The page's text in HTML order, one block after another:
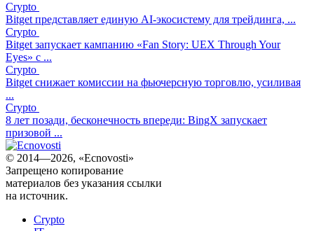
Crypto
Bitget представляет единую AI-экосистему для трейдинга, ...
Crypto
Bitget запускает кампанию «Fan Story: UEX Through Your
Eyes» с ...
Crypto
Bitget снижает комиссии на фьючерсную торговлю, усиливая
...
Crypto
8 лет позади, бесконечность впереди: BingX запускает
призовой ...
© 2014—2026, «Ecnovosti»
Запрещено копирование
материалов без указания ссылки
на источник.
Crypto